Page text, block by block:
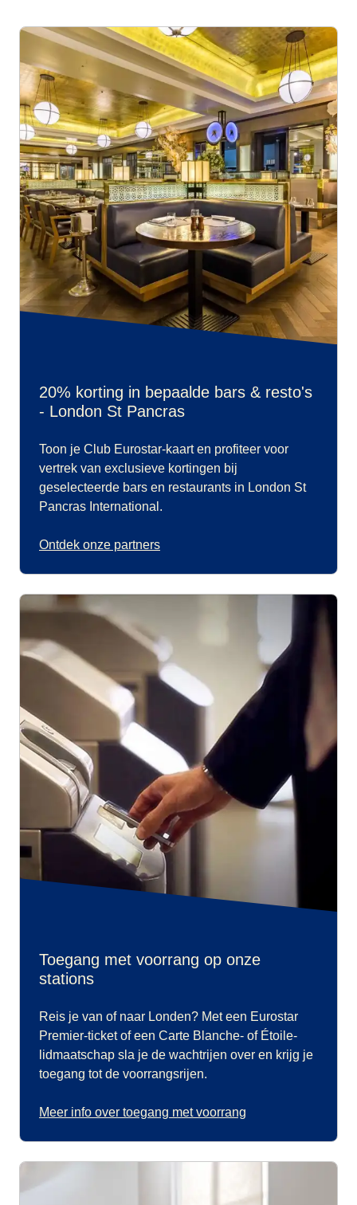
20% korting in bepaalde bars & resto's
- London St Pancras
Toon je Club Eurostar-kaart en profiteer voor
vertrek van exclusieve kortingen bij
geselecteerde bars en restaurants in London St
Pancras International.
Ontdek onze partners
Toegang met voorrang op onze
stations
Reis je van of naar Londen? Met een Eurostar
Premier-ticket of een Carte Blanche- of Étoile-
lidmaatschap sla je de wachtrijen over en krijg je
toegang tot de voorrangsrijen.
Meer info over toegang met voorrang